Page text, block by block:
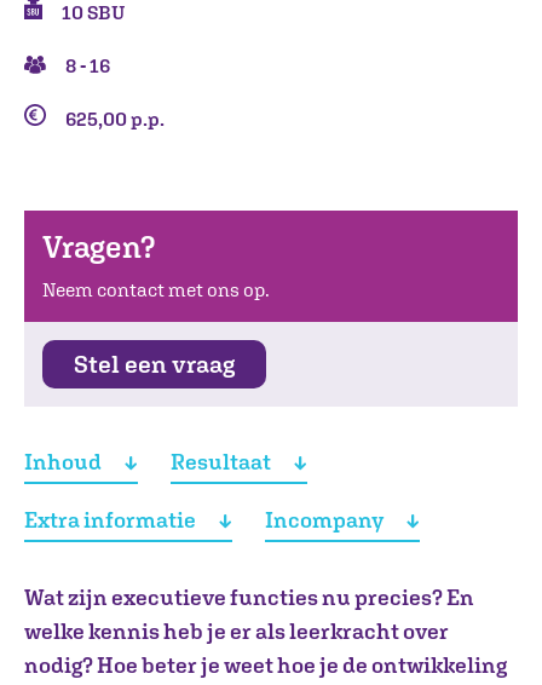
10 SBU
8 - 16
625,00 p.p.
Vragen?
Neem contact met ons op.
Stel een vraag
Inhoud Resultaat
Extra informatie Incompany
Wat zijn executieve functies nu precies? En
welke kennis heb je er als leerkracht over
nodig? Hoe beter je weet hoe je de ontwikkeling